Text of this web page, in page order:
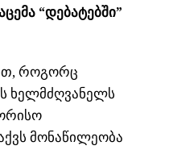
“დებატებში”
როგორც
ხელმძღვანელს
მონაწილეობა